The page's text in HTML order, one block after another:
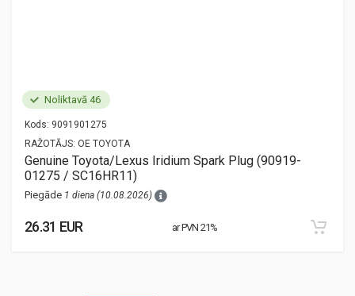
Noliktavā 46
Kods: 9091901275
RAŽOTĀJS: OE TOYOTA
Genuine Toyota/Lexus Iridium Spark Plug (90919-
01275 / SC16HR11)
Piegāde 1 diena (10.08.2026)
26.31 EUR ar PVN 21%